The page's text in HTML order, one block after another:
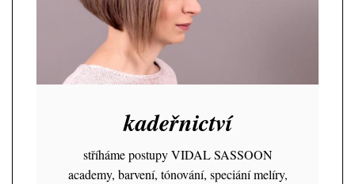
kadeřnictví
stříháme postupy VIDAL SASSOON
academy, barvení, tónování, speciání melíry,